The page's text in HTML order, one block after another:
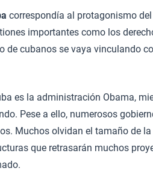
correspondía al protagonismo
importantes como los
de cubanos se vaya vinculando
es la administración Obama,
Pese a ello, numerosos
Muchos olvidan el tamaño de
que retrasarán muchos